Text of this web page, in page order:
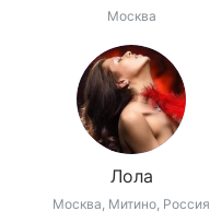
Москва
Лола
Москва, Митино, Россия